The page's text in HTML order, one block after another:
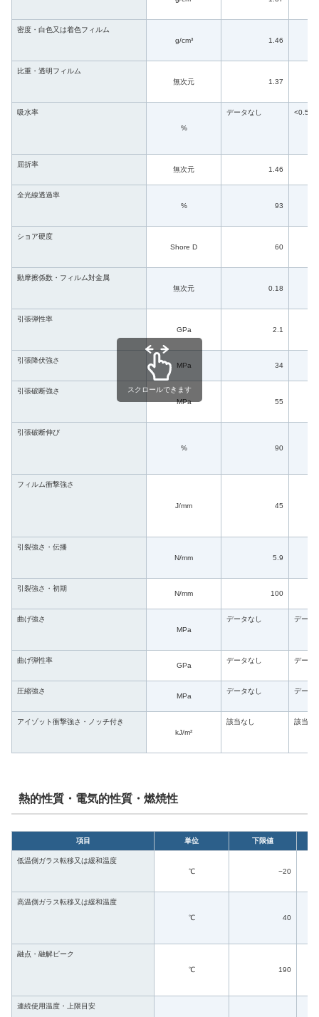
密度・白色又は着色フィルム
g/cm³
1.46
比重・透明フィルム
無次元
1.37
吸水率
%
データなし <0.5
屈折率
無次元 1.46
全光線透過率
%
93
ショア硬度
Shore D
60
動摩擦係数・フィルム対金属
無次元
0.18
引張弾性率
GPa
2.1
引張降伏強さ
MPa 34
引張破断強さ
MPa
55
引張破断伸び
%
90
フィルム衝撃強さ
J/mm 45
引裂強さ・伝播
N/mm
5.9
引裂強さ・初期
N/mm 100
曲げ強さ
MPa
データなし データ
曲げ弾性率
GPa
データなし データ
圧縮強さ
MPa
データなし データ
アイゾット衝撃強さ・ノッチ付き
kJ/m²
該当なし 該当な
スクロールできます
熱的性質・電気的性質・燃焼性
項目 単位 下限値
低温側ガラス転移又は緩和温度
℃
−20
高温側ガラス転移又は緩和温度
℃
40
融点・融解ピーク
℃
190
連続使用温度・上限目安